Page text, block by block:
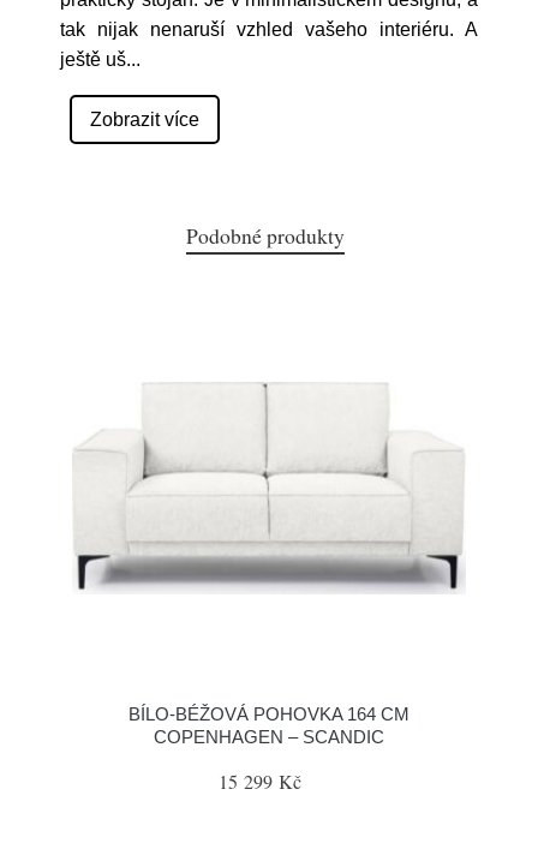
tak nijak nenaruší vzhled vašeho interiéru. A
ještě uš...
Zobrazit více
Podobné produkty
BÍLO-BÉŽOVÁ POHOVKA 164 CM
COPENHAGEN – SCANDIC
15 299 Kč